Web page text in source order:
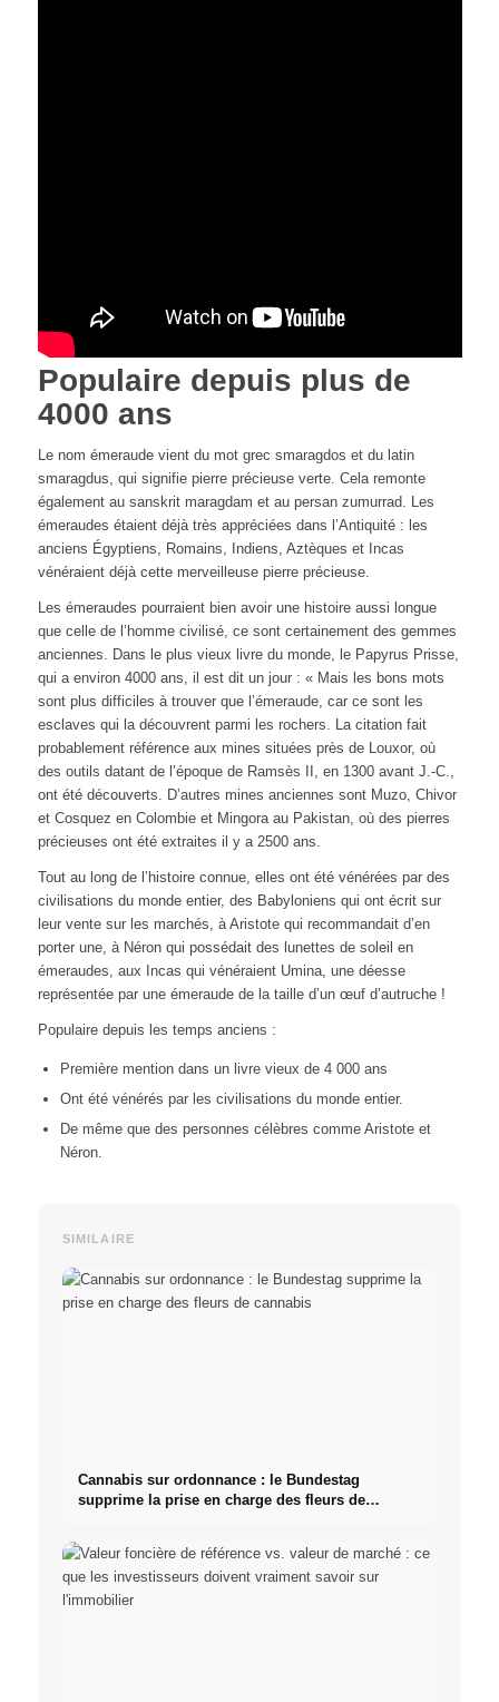
Populaire depuis plus de
4000 ans
Le nom émeraude vient du mot grec smaragdos et du latin
smaragdus, qui signifie pierre précieuse verte. Cela remonte
également au sanskrit maragdam et au persan zumurrad. Les
émeraudes étaient déjà très appréciées dans l’Antiquité : les
anciens Égyptiens, Romains, Indiens, Aztèques et Incas
vénéraient déjà cette merveilleuse pierre précieuse.
Les émeraudes pourraient bien avoir une histoire aussi longue
que celle de l’homme civilisé, ce sont certainement des gemmes
anciennes. Dans le plus vieux livre du monde, le Papyrus Prisse,
qui a environ 4000 ans, il est dit un jour : « Mais les bons mots
sont plus difficiles à trouver que l’émeraude, car ce sont les
esclaves qui la découvrent parmi les rochers. La citation fait
probablement référence aux mines situées près de Louxor, où
des outils datant de l’époque de Ramsès II, en 1300 avant J.-C.,
ont été découverts. D’autres mines anciennes sont Muzo, Chivor
et Cosquez en Colombie et Mingora au Pakistan, où des pierres
précieuses ont été extraites il y a 2500 ans.
Tout au long de l’histoire connue, elles ont été vénérées par des
civilisations du monde entier, des Babyloniens qui ont écrit sur
leur vente sur les marchés, à Aristote qui recommandait d’en
porter une, à Néron qui possédait des lunettes de soleil en
émeraudes, aux Incas qui vénéraient Umina, une déesse
représentée par une émeraude de la taille d’un œuf d’autruche !
Populaire depuis les temps anciens :
Première mention dans un livre vieux de 4 000 ans
Ont été vénérés par les civilisations du monde entier.
De même que des personnes célèbres comme Aristote et
Néron.
SIMILAIRE
Cannabis sur ordonnance : le Bundestag
supprime la prise en charge des fleurs de